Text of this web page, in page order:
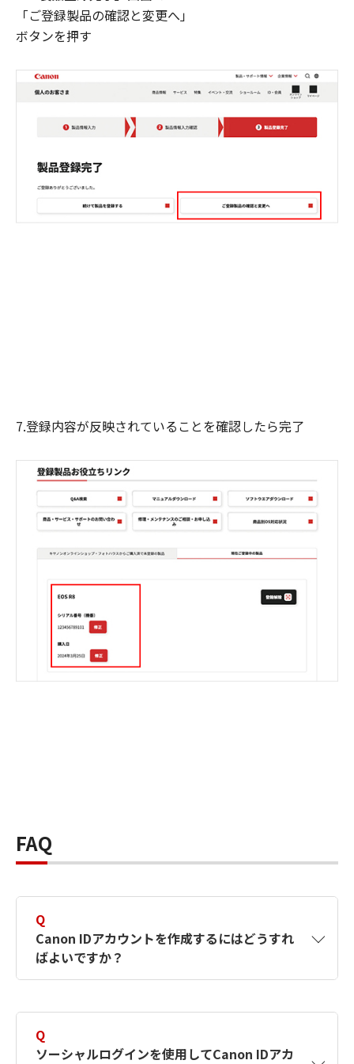
「ご登録製品の確認と変更へ」
ボタンを押す
7.登録内容が反映されていることを確認したら完了
FAQ
Q
Canon IDアカウントを作成するにはどうすれ
ばよいですか？
す。詳しい作成方法は【カメラ】Canon IDとは
Q
ソーシャルログインを使用してCanon IDアカ